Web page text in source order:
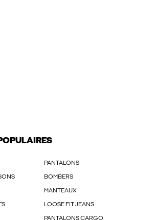
PANTALONS
BOMBERS
MANTEAUX
LOOSE FIT JEANS
PANTALONS CARGO